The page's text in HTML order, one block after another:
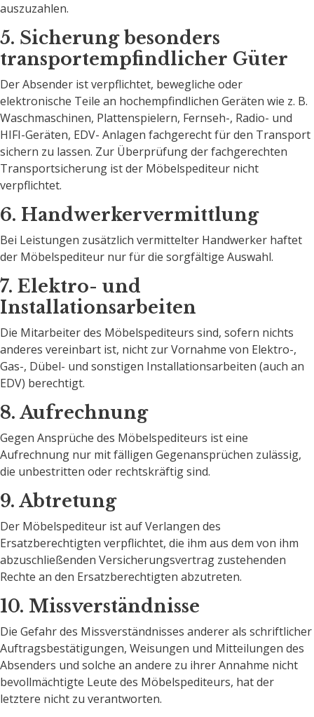
auszuzahlen.
5. Sicherung besonders
transportempfindlicher Güter
Der Absender ist verpflichtet, bewegliche oder
elektronische Teile an hochempfindlichen Geräten wie z. B.
Waschmaschinen, Plattenspielern, Fernseh-, Radio- und
HIFI-Geräten, EDV- Anlagen fachgerecht für den Transport
sichern zu lassen. Zur Überprüfung der fachgerechten
Transportsicherung ist der Möbelspediteur nicht
verpflichtet.
6. Handwerkervermittlung
Bei Leistungen zusätzlich vermittelter Handwerker haftet
der Möbelspediteur nur für die sorgfältige Auswahl.
7. Elektro- und
Installationsarbeiten
Die Mitarbeiter des Möbelspediteurs sind, sofern nichts
anderes vereinbart ist, nicht zur Vornahme von Elektro-,
Gas-, Dübel- und sonstigen Installationsarbeiten (auch an
EDV) berechtigt.
8. Aufrechnung
Gegen Ansprüche des Möbelspediteurs ist eine
Aufrechnung nur mit fälligen Gegenansprüchen zulässig,
die unbestritten oder rechtskräftig sind.
9. Abtretung
Der Möbelspediteur ist auf Verlangen des
Ersatzberechtigten verpflichtet, die ihm aus dem von ihm
abzuschließenden Versicherungsvertrag zustehenden
Rechte an den Ersatzberechtigten abzutreten.
10. Missverständnisse
Die Gefahr des Missverständnisses anderer als schriftlicher
Auftragsbestätigungen, Weisungen und Mitteilungen des
Absenders und solche an andere zu ihrer Annahme nicht
bevollmächtigte Leute des Möbelspediteurs, hat der
letztere nicht zu verantworten.